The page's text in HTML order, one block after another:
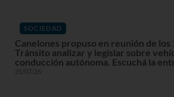
SOCIEDAD
Canelones propuso en reunión de
Tránsito analizar y legislar sobre
conducción autónoma. Escuchá la
31/07/26